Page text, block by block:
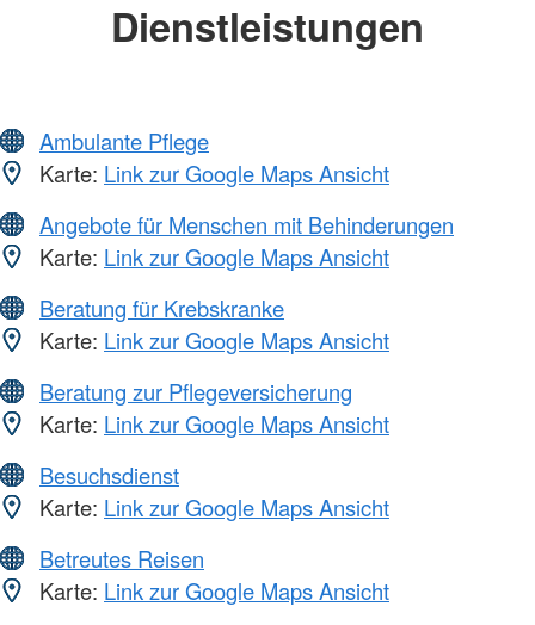
Dienstleistungen
Ambulante Pflege
Karte: Link zur Google Maps Ansicht
Angebote für Menschen mit Behinderungen
Karte: Link zur Google Maps Ansicht
Beratung für Krebskranke
Karte: Link zur Google Maps Ansicht
Beratung zur Pflegeversicherung
Karte: Link zur Google Maps Ansicht
Besuchsdienst
Karte: Link zur Google Maps Ansicht
Betreutes Reisen
Karte: Link zur Google Maps Ansicht